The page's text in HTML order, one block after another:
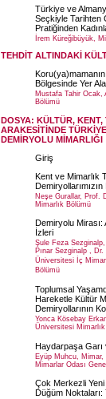
Türkiye ve
Seçkiyle Tarihten
Pratiğinden
İrem Küreğibüyük,
TEHDİT ALTINDAKİ
Bölgesinde Yer
Mustafa Tahir Ocak,
Bölümü
DOSYA: KÜLTÜR, KENT,
ARAKESİTİNDE
DEMİRYOLU MİMARLIĞI
Giriş
Kent ve Mimarlık
Neşe Gurallar, Prof.
Mimarlık Bölümü
Demiryolu
İzleri
Şule Feza
Pınar Sezginalp ,
Üniversitesi İç
Bölümü
Toplumsal
Hareketle Kültür
Demiryollarının
Yonca Kösebay
Üniversitesi
Haydarpaşa Garı
Eyüp Muhcu, Mimar,
Mimarlar Odası
Çok Merkezli
Düğüm